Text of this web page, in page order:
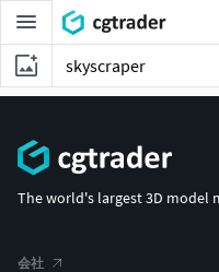
The world's largest 3D model
会社